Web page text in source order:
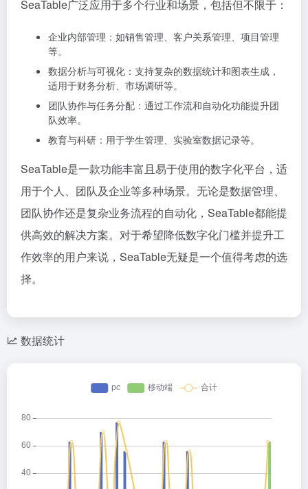
SeaTable广泛应用于多个行业和场景，包括但不限于：
企业内部管理：如销售管理、客户关系管理、项目管理
等。
数据分析与可视化：支持复杂的数据统计和图表生成，
适用于财务分析、市场调研等。
团队协作与任务分配：通过工作流和自动化功能提升团
队效率。
教育与科研：用于学生管理、实验室数据记录等。
SeaTable是一款功能丰富且易于使用的数字化平台，适
用于个人、团队及企业等多种场景。无论是数据管理、
团队协作还是复杂业务流程的自动化，SeaTable都能提
供高效的解决方案。对于希望降低数字化门槛并提升工
作效率的用户来说，SeaTable无疑是一个值得考虑的选
择。
数据统计